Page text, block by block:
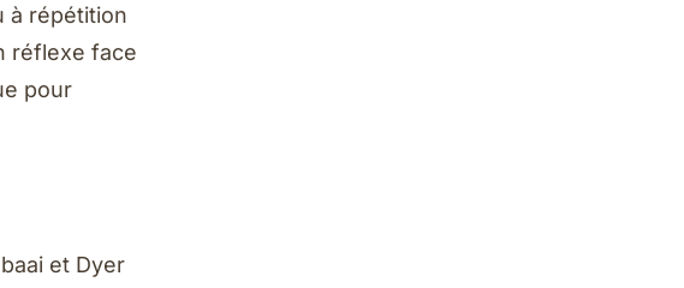
à répétition
réflexe face
pour
et Dyer